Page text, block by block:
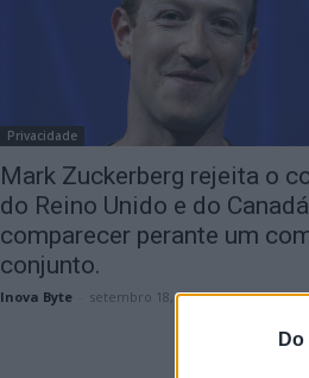
Privacidade
Mark Zuckerberg rejeita o
do Reino Unido e do
comparecer perante um
conjunto.
Inova Byte setembro 18, 2025